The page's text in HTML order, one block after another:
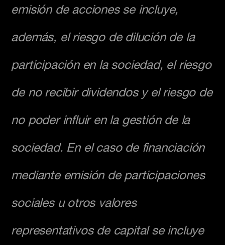
emisión de acciones se incluye,
además, el riesgo de dilución de la
participación en la sociedad, el riesgo
de no recibir dividendos y el riesgo de
no poder influir en la gestión de la
sociedad. En el caso de financiación
mediante emisión de participaciones
sociales u otros valores
representativos de capital se incluye